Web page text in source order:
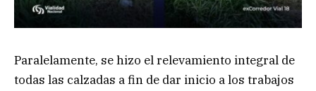
Paralelamente, se hizo el relevamiento integral de
todas las calzadas a fin de dar inicio a los trabajos